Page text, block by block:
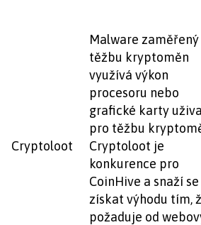
Cryptoloot
Malware zaměřený
těžbu kryptoměn
využívá výkon
procesoru nebo
grafické karty
pro těžbu
Cryptoloot je
konkurence pro
CoinHive a snaží se
získat výhodu tím,
požaduje od